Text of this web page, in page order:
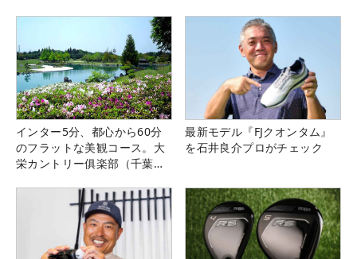
インター5分、都心から60分
のフラットな美観コース。大
栄カントリー俱楽部（千葉
最新モデル『FJクオンタム』
を石井良介プロがチェック